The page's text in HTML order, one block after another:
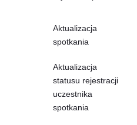
Aktualizacja
spotkania
Aktualizacja
statusu rejestracji
uczestnika
spotkania